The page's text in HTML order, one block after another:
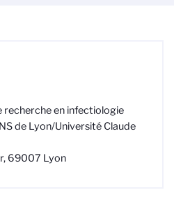
recherche en infectiologie
de Lyon/Université Claude
69007 Lyon